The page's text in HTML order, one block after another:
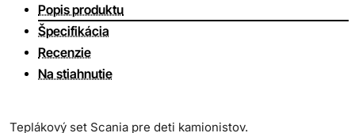
Popis produktu
Špecifikácia
Recenzie
Na stiahnutie
Teplákový set Scania pre deti kamionistov.